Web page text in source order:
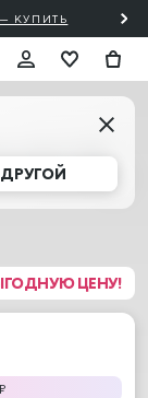
КУПИТЬ
ДРУГОЙ
Для Губ
ЦЕНУ!
₽